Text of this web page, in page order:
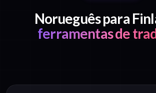
Norueguês para
ferramentas de